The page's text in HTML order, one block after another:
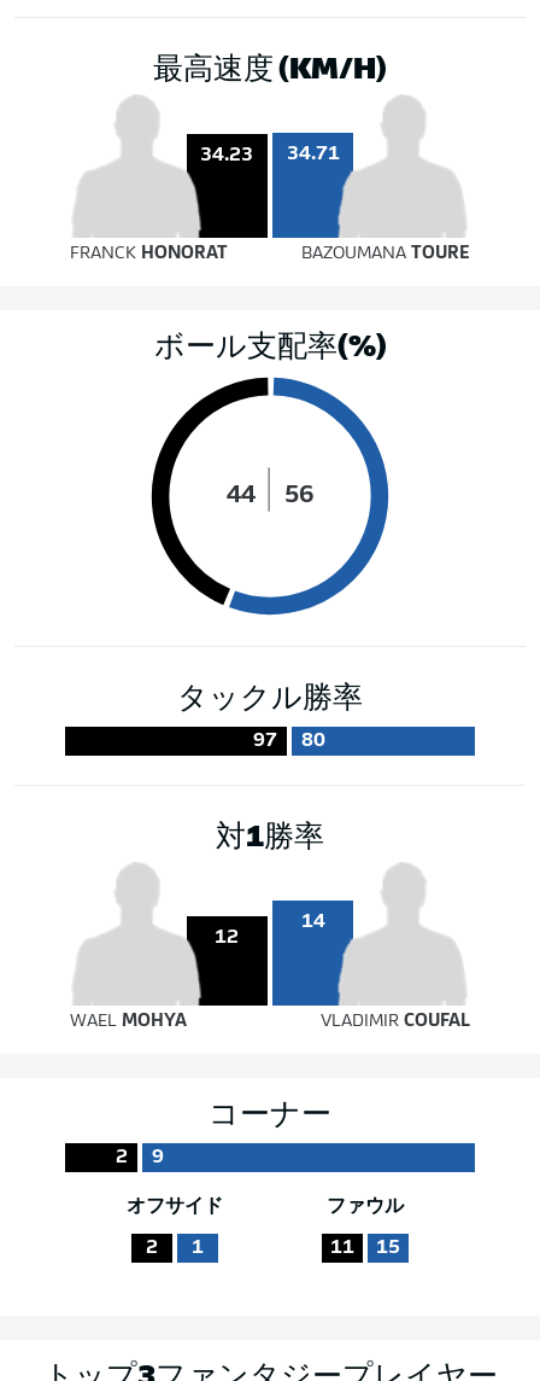
最高速度 (KM/H)
34.23 34.71
FRANCK HONORAT BAZOUMANA TOURE
ボール支配率(%)
44 56
タックル勝率
97 80
対1勝率
12
14
WAEL MOHYA VLADIMIRCOUFAL
コーナー
2 9
オフサイド
2 1
ファウル
11 15
トップ3ファンタジープレイヤー